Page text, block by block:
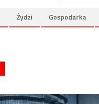
Żydzi Gospodarka